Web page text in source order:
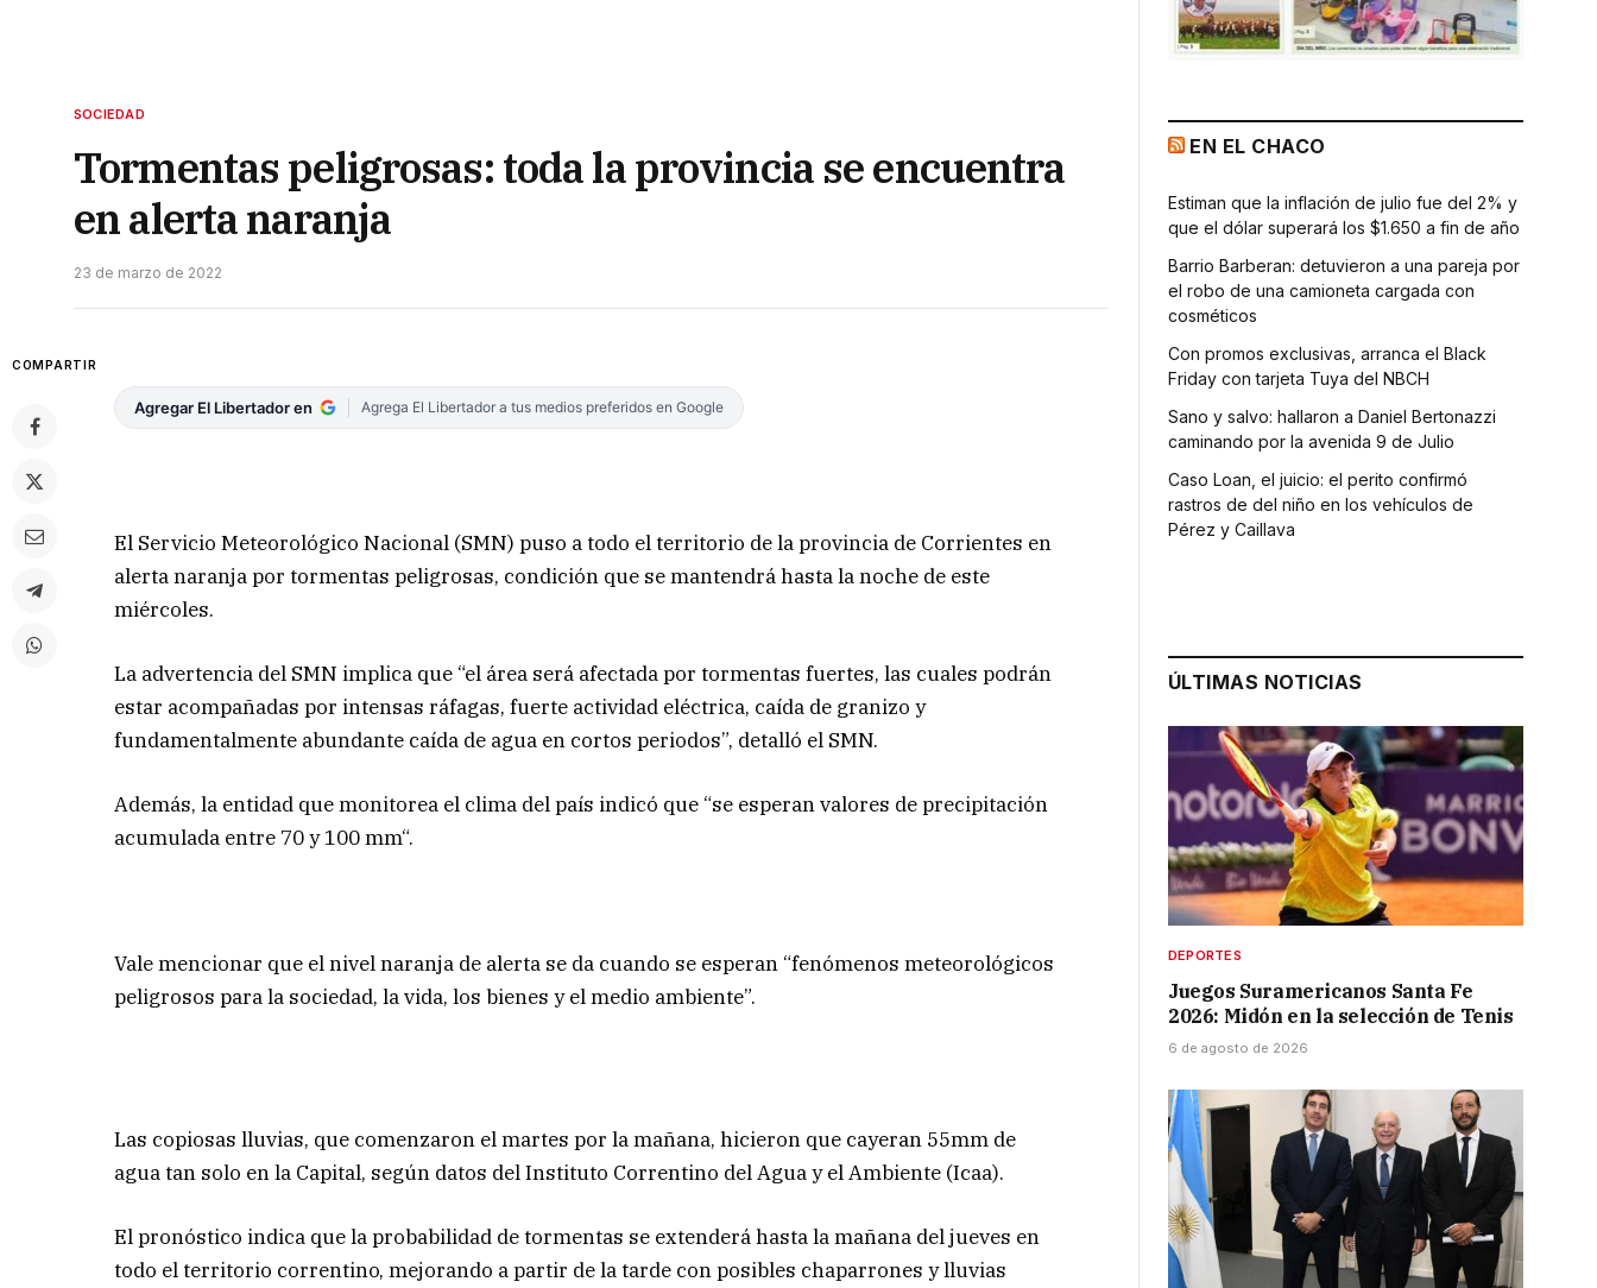
SOCIEDAD
Tormentas peligrosas: toda la provincia se encuentra
en alerta naranja
23 de marzo de 2022
COMPARTIR
Agregar El Libertador en Agrega El Libertador a tus medios preferidos en Google
El Servicio Meteorológico Nacional (SMN) puso a todo el territorio de la provincia de Corrientes en
alerta naranja por tormentas peligrosas, condición que se mantendrá hasta la noche de este
miércoles.
La advertencia del SMN implica que “el área será afectada por tormentas fuertes, las cuales podrán
estar acompañadas por intensas ráfagas, fuerte actividad eléctrica, caída de granizo y
fundamentalmente abundante caída de agua en cortos periodos”, detalló el SMN.
Además, la entidad que monitorea el clima del país indicó que “se esperan valores de precipitación
acumulada entre 70 y 100 mm“.
Vale mencionar que el nivel naranja de alerta se da cuando se esperan “fenómenos meteorológicos
peligrosos para la sociedad, la vida, los bienes y el medio ambiente”.
Las copiosas lluvias, que comenzaron el martes por la mañana, hicieron que cayeran 55mm de
agua tan solo en la Capital, según datos del Instituto Correntino del Agua y el Ambiente (Icaa).
El pronóstico indica que la probabilidad de tormentas se extenderá hasta la mañana del jueves en
todo el territorio correntino, mejorando a partir de la tarde con posibles chaparrones y lluvias
EN EL CHACO
Estiman que la inflación de julio fue del 2% y
que el dólar superará los $1.650 a fin de año
Barrio Barberan: detuvieron a una pareja por
el robo de una camioneta cargada con
cosméticos
Con promos exclusivas, arranca el Black
Friday con tarjeta Tuya del NBCH
Sano y salvo: hallaron a Daniel Bertonazzi
caminando por la avenida 9 de Julio
Caso Loan, el juicio: el perito confirmó
rastros de del niño en los vehículos de
Pérez y Caillava
ÚLTIMAS NOTICIAS
DEPORTES
Juegos Suramericanos Santa Fe
2026: Midón en la selección de Tenis
6 de agosto de 2026